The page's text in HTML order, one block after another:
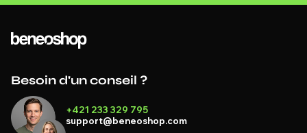
Besoin d'un conseil ?
+421 233 329 795
support@beneoshop.com